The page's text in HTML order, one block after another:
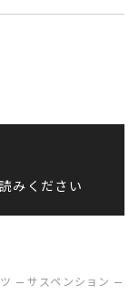
みください
サスペンション